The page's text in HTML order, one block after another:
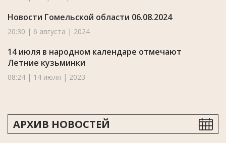
Новости Гомельской области 06.08.2024
20:30 | 6 августа | 2024
14 июля в народном календаре отмечают
Летние кузьминки
08:24 | 14 июля | 2023
АРХИВ НОВОСТЕЙ